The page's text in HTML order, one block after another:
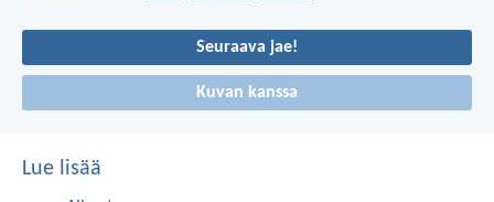
Seuraava jae!
Kuvan kanssa
Lue lisää